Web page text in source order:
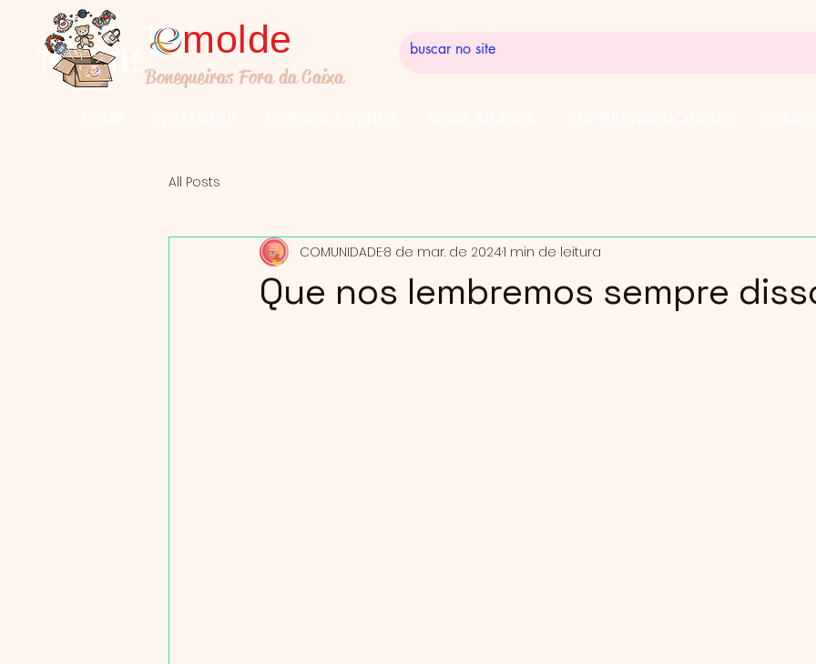
molde
Bonequeiras Fora da Caixa
All Posts
Que nos lembremos sempre
COMUNIDADE8 de mar. de 20241 min de leitura
TALL TITLE